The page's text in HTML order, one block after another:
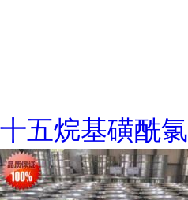
十五烷基磺酰氯